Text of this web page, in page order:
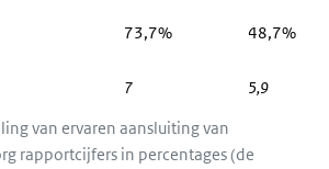
van ervaren aansluiting van
rapportcijfers in percentages (de
73,7%
48,7%
7 5,9